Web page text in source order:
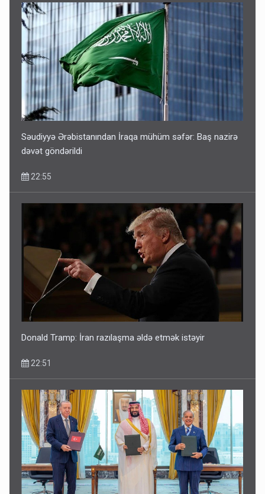
Səudiyyə Ərəbistanından İraqa mühüm səfər: Baş nazirə
dəvət göndərildi
22:55
Donald Tramp: İran razılaşma əldə etmək istəyir
22:51